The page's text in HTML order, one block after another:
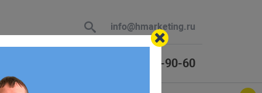
info@hmarketing.ru
+7 (925) 464-90-60